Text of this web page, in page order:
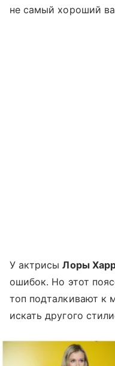
не самый хороший
У актрисыЛоры
ошибок. Но этот
топ подталкивают к
искать другого